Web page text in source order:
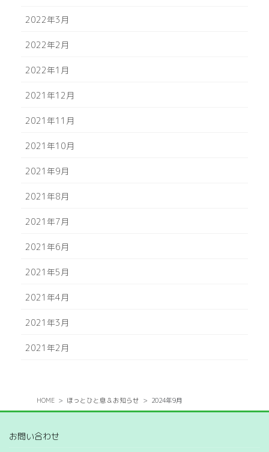
2022年3月
2022年2月
2022年1月
2021年12月
2021年11月
2021年10月
2021年9月
2021年8月
2021年7月
2021年6月
2021年5月
2021年4月
2021年3月
2021年2月
HOME ほっとひと息＆お知らせ 2024年9月
お問い合わせ